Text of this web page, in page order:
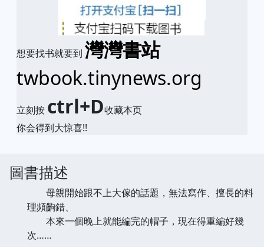
想要找书就要到 灣灣書站
twbook.tinynews.org
立刻按 ctrl+D收藏本页
你会得到大惊喜!!
圖書描述
母親開始跟不上大傢的話題，無法寫作、擅長的料
理頻齣錯、
本來一個晚上就能編完的帽子，現在得重編好幾
次……